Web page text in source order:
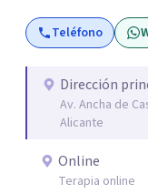
tiene sede en
Teléfono
Dirección
Av. Ancha de
Alicante
Online
Terapia online